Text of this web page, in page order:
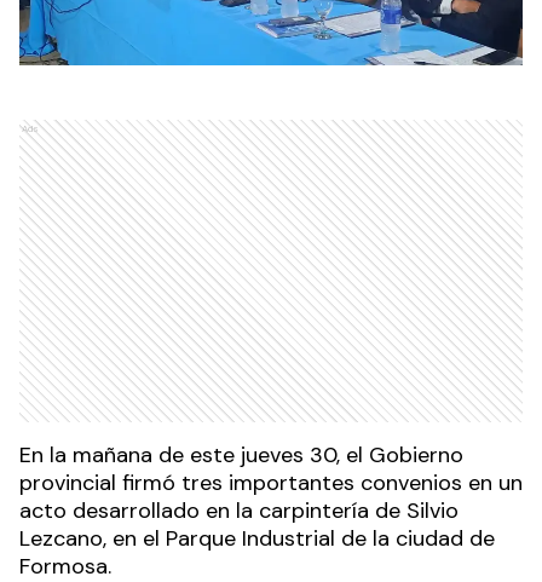
Ads
En la mañana de este jueves 30, el Gobierno
provincial firmó tres importantes convenios en un
acto desarrollado en la carpintería de Silvio
Lezcano, en el Parque Industrial de la ciudad de
Formosa.